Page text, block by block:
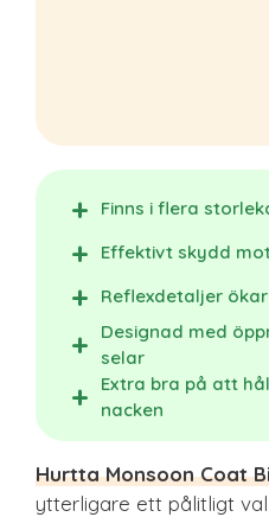
Finns i flera
Effektivt skydd
Reflexdetaljer
Designad med
selar
Extra bra på att
nacken
Hurtta Monsoon Coat
ytterligare ett pålitligt